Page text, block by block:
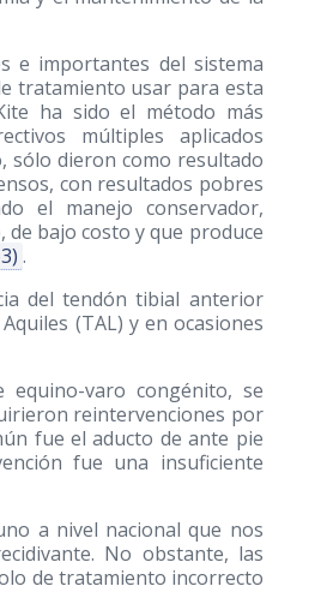
e importantes del sistema
tratamiento usar para esta
ha sido el método más
múltiples aplicados
sólo dieron como resultado
con resultados pobres
el manejo conservador,
bajo costo y que produce
.
del tendón tibial anterior
(TAL) y en ocasiones
varo congénito, se
reintervenciones por
fue el aducto de ante pie
fue una insuficiente
a nivel nacional que nos
No obstante, las
de tratamiento incorrecto